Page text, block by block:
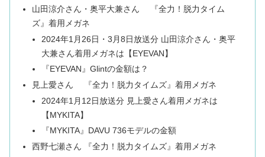
山田涼介さん・奥平大兼さん 『全力！脱力タイム
ズ』着用メガネ
2024年1月26日・3月8日放送分 山田涼介さん・奥平
大兼さん着用メガネは【EYEVAN】
『EYEVAN』Glintの金額は？
見上愛さん 『全力！脱力タイムズ』着用メガネ
2024年1月12日放送分 見上愛さん着用メガネは
【MYKITA】
『MYKITA』DAVU 736モデルの金額
西野七瀬さん 『全力！脱力タイムズ』着用メガネ